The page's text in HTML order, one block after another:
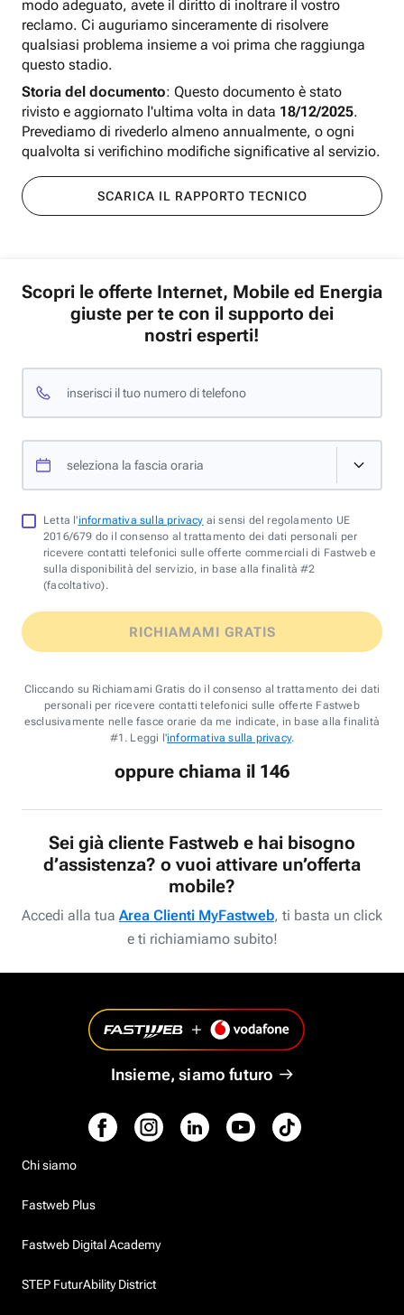
modo adeguato, avete il diritto di inoltrare il vostro
reclamo. Ci auguriamo sinceramente di risolvere
qualsiasi problema insieme a voi prima che raggiunga
questo stadio.
Storia del documento: Questo documento è stato
rivisto e aggiornato l'ultima volta in data 18/12/2025.
Prevediamo di rivederlo almeno annualmente, o ogni
qualvolta si verifichino modifiche significative al servizio.
SCARICA IL RAPPORTO TECNICO
Scopri le offerte Internet, Mobile ed Energia
giuste per te con il supporto dei
nostri esperti!
inserisci il tuo numero di telefono
seleziona la fascia oraria
Letta l'informativa sulla privacy ai sensi del regolamento UE
2016/679 do il consenso al trattamento dei dati personali per
ricevere contatti telefonici sulle offerte commerciali di Fastweb e
sulla disponibilità del servizio, in base alla finalità #2
(facoltativo).
RICHIAMAMI GRATIS
Cliccando su Richiamami Gratis do il consenso al trattamento dei dati
personali per ricevere contatti telefonici sulle offerte Fastweb
esclusivamente nelle fasce orarie da me indicate, in base alla finalità
#1. Leggi l'informativa sulla privacy.
oppure chiama il 146
Sei già cliente Fastweb e hai bisogno
d’assistenza? o vuoi attivare un’offerta
mobile?
Accedi alla tua Area Clienti MyFastweb, ti basta un click
e ti richiamiamo subito!
Insieme, siamo futuro
Chi siamo
Fastweb Plus
Fastweb Digital Academy
STEP FuturAbility District